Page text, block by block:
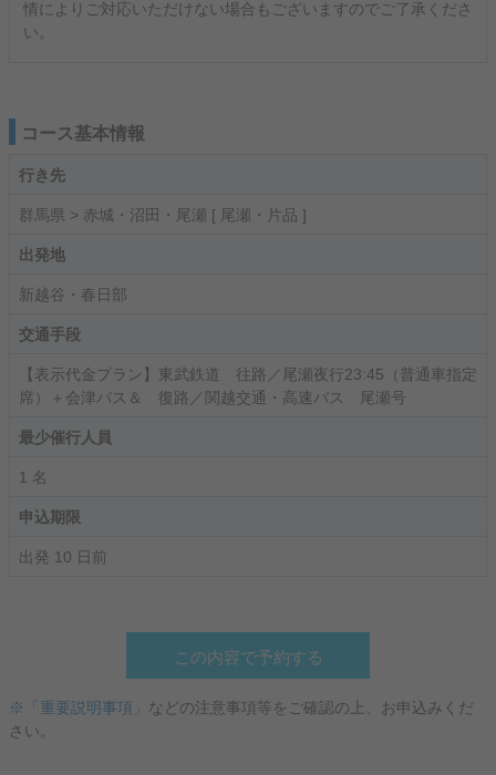
情によりご対応いただけない場合もございますのでご了承くださ
い。
コース基本情報
行き先
群馬県 > 赤城・沼田・尾瀬 [ 尾瀬・片品 ]
出発地
新越谷・春日部
交通手段
【表示代金プラン】東武鉄道 往路／尾瀬夜行23:45（普通車指定
席）＋会津バス＆ 復路／関越交通・高速バス 尾瀬号
最少催行人員
1 名
申込期限
出発 10 日前
この内容で予約する
※「重要説明事項」 などの注意事項等をご確認の上、お申込みくだ
さい。